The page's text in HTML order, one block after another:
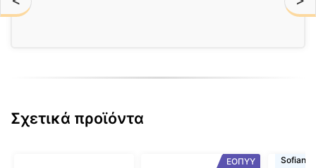
Σχετικά προϊόντα
ΕΟΠΥΥ